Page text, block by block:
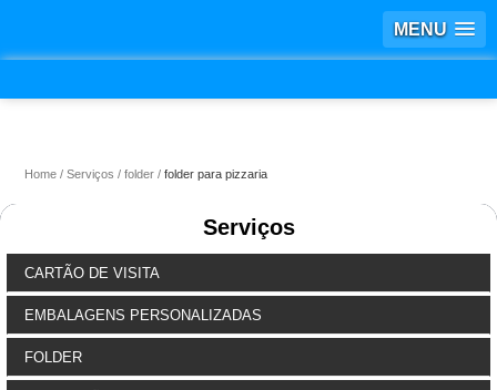
MENU
Home Serviços folder folder para pizzaria
Serviços
CARTÃO DE VISITA
EMBALAGENS PERSONALIZADAS
FOLDER